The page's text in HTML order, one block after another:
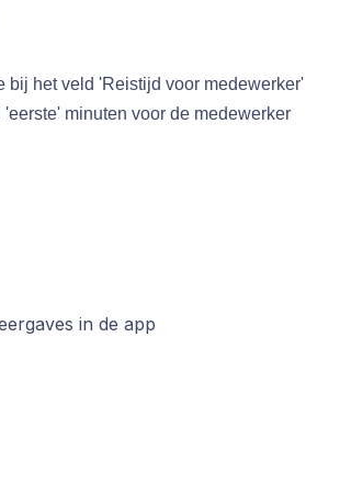
bij het veld 'Reistijd voor medewerker'
minuten voor de medewerker
in de app